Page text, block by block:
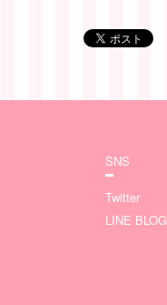
SNS
Twitter
LINE BLOG